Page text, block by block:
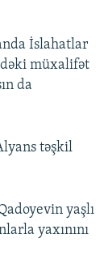
İslahatlar
müxalifət
da
təşkil
yaşlı
yaxınını